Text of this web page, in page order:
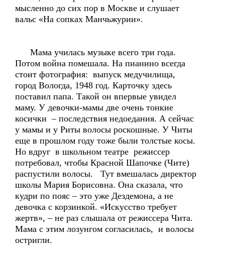
мысленно до сих пор в Москве и слушает
вальс «На сопках Манчьжурии».
Мама училась музыке всего три года.
Потом война помешала. На пианино всегда
стоит фотография: выпуск медучилища,
город Вологда, 1948 год. Карточку здесь
поставил папа. Такой он впервые увидел
маму. У девочки-мамы две очень тонкие
косички – последствия недоедания. А сейчас
у мамы и у Риты волосы роскошные. У Читы
еще в прошлом году тоже были толстые косы.
Но вдруг в школьном театре режиссер
потребовал, чтобы Красной Шапочке (Чите)
распустили волосы. Тут вмешалась директор
школы Мария Борисовна. Она сказала, что
кудри по пояс – это уже Дездемона, а не
девочка с корзинкой. «Искусство требует
жертв», – не раз слышала от режиссера Чита.
Мама с этим лозунгом согласилась, и волосы
остригли.